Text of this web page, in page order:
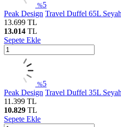
%5
Peak Design Travel Duffel 65L
13.699 TL
13.014 TL
Sepete Ekle
%5
Peak Design Travel Duffel 35L
11.399 TL
10.829 TL
Sepete Ekle